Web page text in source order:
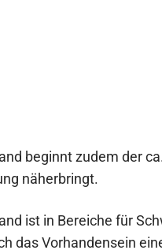
beginnt zudem der
näherbringt.
ist in Bereiche für
das Vorhandensein